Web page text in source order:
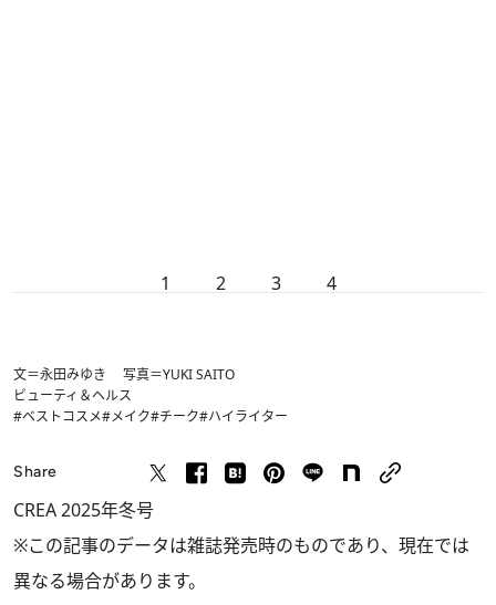
1 2 3 4
文＝永田みゆき 写真＝YUKI SAITO
ビューティ＆ヘルス
#ベストコスメ#メイク#チーク#ハイライター
Share
CREA 2025年冬号
※この記事のデータは雑誌発売時のものであり、現在では
異なる場合があります。